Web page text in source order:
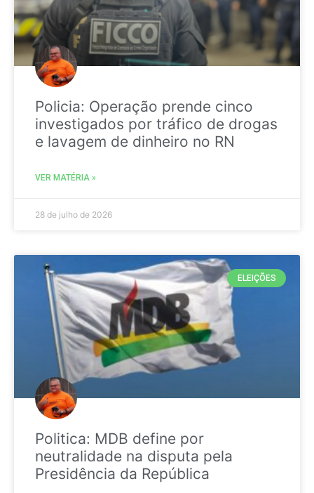
Policia: Operação prende cinco
investigados por tráfico de drogas
e lavagem de dinheiro no RN
VER MATÉRIA »
28 de julho de 2026
ELEIÇÕES
Politica: MDB define por
neutralidade na disputa pela
Presidência da República